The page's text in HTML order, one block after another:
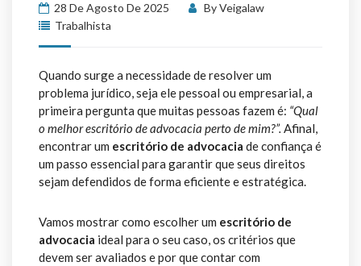
28 De Agosto De 2025 ByVeigalaw
Trabalhista
Quando surge a necessidade de resolver um
problema jurídico, seja ele pessoal ou empresarial, a
primeira pergunta que muitas pessoas fazem é: “Qual
o melhor escritório de advocacia perto de mim?”. Afinal,
encontrar um escritório de advocacia de confiança é
um passo essencial para garantir que seus direitos
sejam defendidos de forma eficiente e estratégica.
Vamos mostrar como escolher um escritório de
advocacia ideal para o seu caso, os critérios que
devem ser avaliados e por que contar com